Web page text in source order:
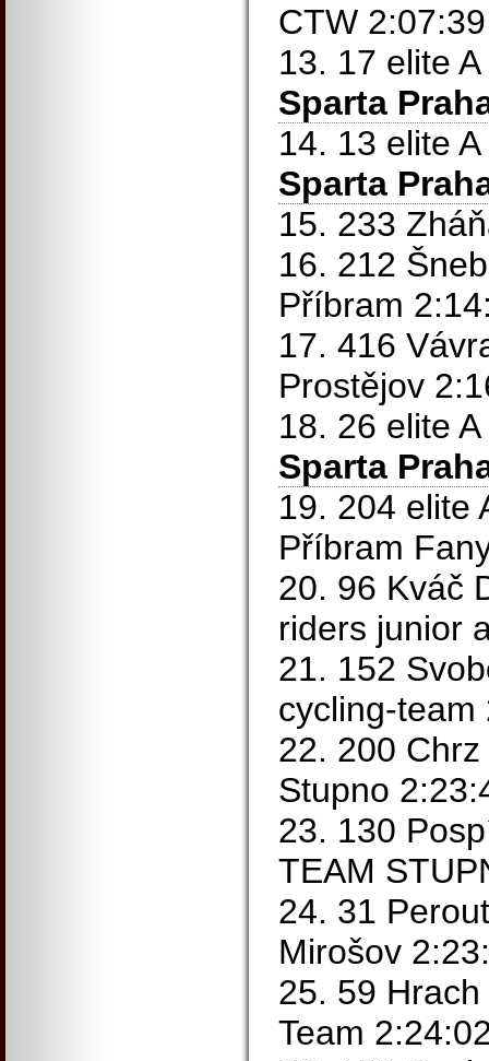
CTW 2:07:39
13. 17 elite
Sparta
14. 13 elite
Sparta
15. 233
16. 212
Příbram
17. 416
Prostějov
18. 26 elite
Sparta
19. 204 elite
Příbram
20. 96 Kváč
riders junior
21. 152
cycling-team
22. 200
Stupno
23. 130
TEAM
24. 31
Mirošov
25. 59
Team